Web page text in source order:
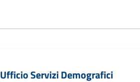
Ufficio Servizi Demografici